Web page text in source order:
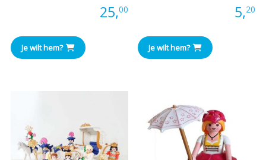
25,00
Je wilt hem?
5,20
Je wilt hem?